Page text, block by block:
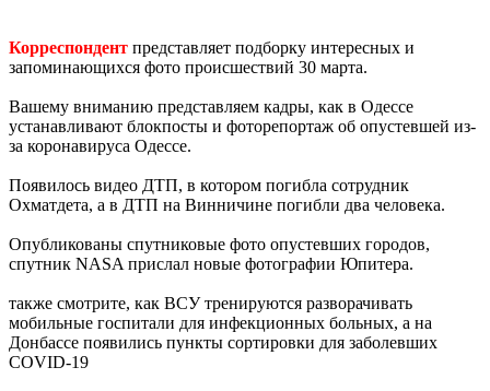
Корреспондент представляет подборку интересных и
запоминающихся фото происшествий 30 марта.
Вашему вниманию представляем кадры, как в Одессе
устанавливают блокпосты и фоторепортаж об опустевшей из-
за коронавируса Одессе.
Появилось видео ДТП, в котором погибла сотрудник
Охматдета, а в ДТП на Винничине погибли два человека.
Опубликованы спутниковые фото опустевших городов,
спутник NASA прислал новые фотографии Юпитера.
также смотрите, как ВСУ тренируются разворачивать
мобильные госпитали для инфекционных больных, а на
Донбассе появились пункты сортировки для заболевших
COVID-19